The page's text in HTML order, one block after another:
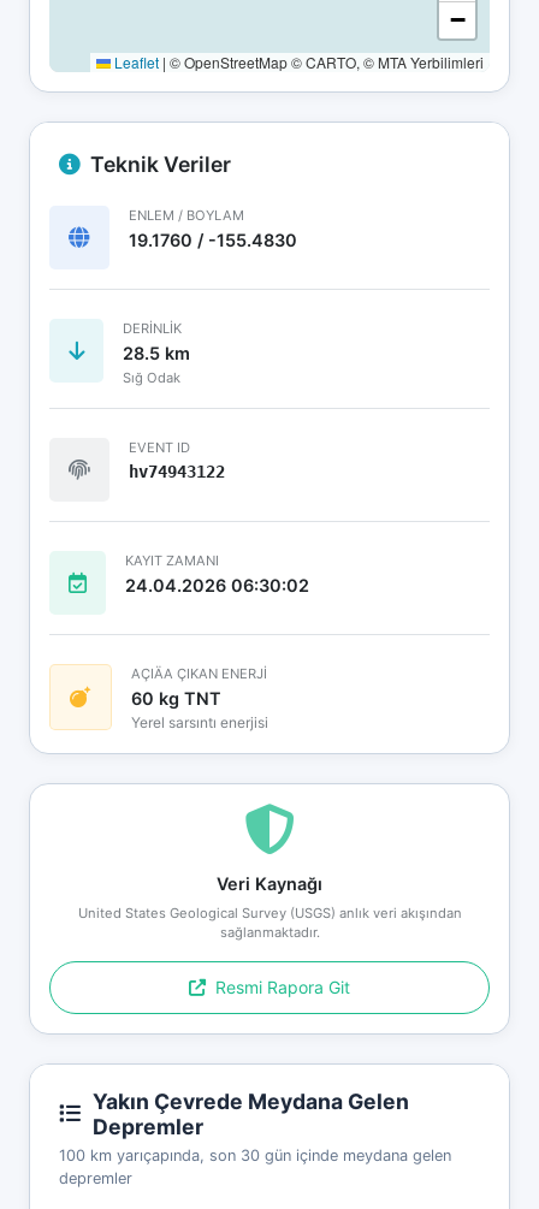
−
Leaflet | © OpenStreetMap © CARTO, © MTA Yerbilimleri
Teknik Veriler
ENLEM / BOYLAM
19.1760 / -155.4830
DERINLIK
28.5 km
Sığ Odak
EVENT ID
hv74943122
KAYIT ZAMANI
24.04.2026 06:30:02
AÇIÄA ÇIKAN ENERJİ
60 kg TNT
Yerel sarsıntı enerjisi
Veri Kaynağı
United States Geological Survey (USGS) anlık veri akışından
sağlanmaktadır.
Resmi Rapora Git
Yakın Çevrede Meydana Gelen
Depremler
100 km yarıçapında, son 30 gün içinde meydana gelen
depremler